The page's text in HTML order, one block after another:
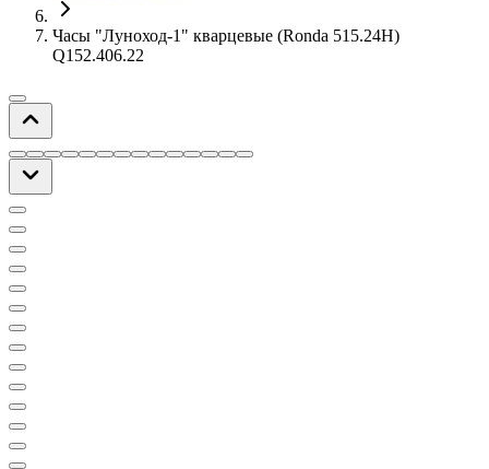
Часы "Луноход-1" кварцевые (Ronda 515.24H)
Q152.406.22